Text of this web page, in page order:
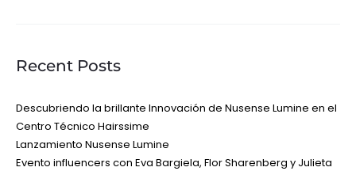
Recent Posts
Descubriendo la brillante Innovación de Nusense Lumine en el
Centro Técnico Hairssime
Lanzamiento Nusense Lumine
Evento influencers con Eva Bargiela, Flor Sharenberg y Julieta